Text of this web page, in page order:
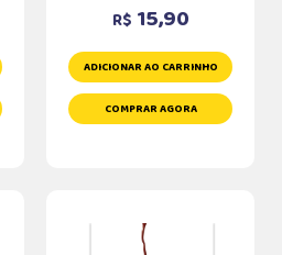
R$ 15,90
ADICIONAR AO CARRINHO
COMPRAR AGORA